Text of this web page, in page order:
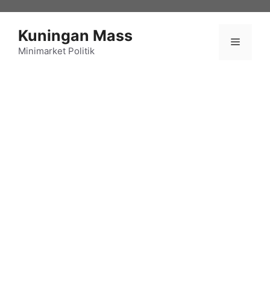
Kuningan Mass
Minimarket Politik
Menu